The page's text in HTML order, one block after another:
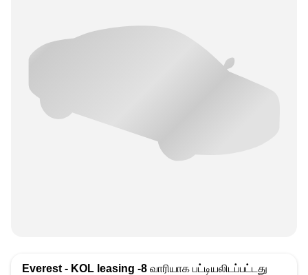
Everest - KOL leasing -8 வாரியாக பட்டியலிடப்பட்டது